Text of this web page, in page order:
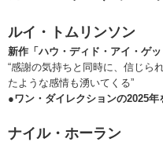
ルイ・トムリンソン
新作「ハウ・ディド・アイ・ゲ
“感謝の気持ちと同時に、信じら
たような感情も湧いてくる”
●ワン・ダイレクションの2025年
ナイル・ホーラン